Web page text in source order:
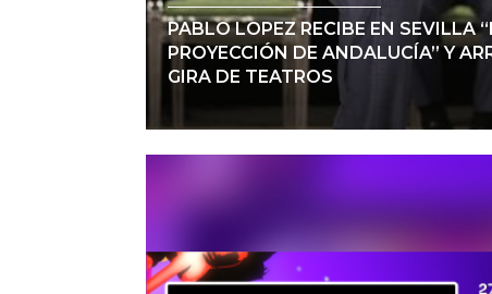
PABLO LOPEZ RECIBE EN SEVILLA
PROYECCIÓN DE ANDALUCÍA” Y
GIRA DE TEATROS